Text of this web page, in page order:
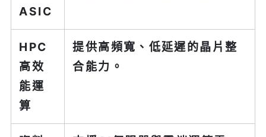
ASIC
HPC
高效
能運
算
提供高頻寬、低延遲的晶片整
合能力。